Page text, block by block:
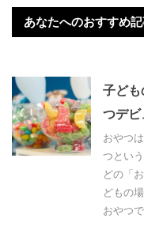
あなたへのおすすめ
子ども
つデビ
おやつ
つとい
どの「
どもの
おやつ